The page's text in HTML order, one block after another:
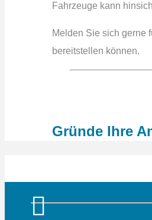
Fahrzeuge kann
Melden Sie sich gerne
bereitstellen können.
Gründe Ihre